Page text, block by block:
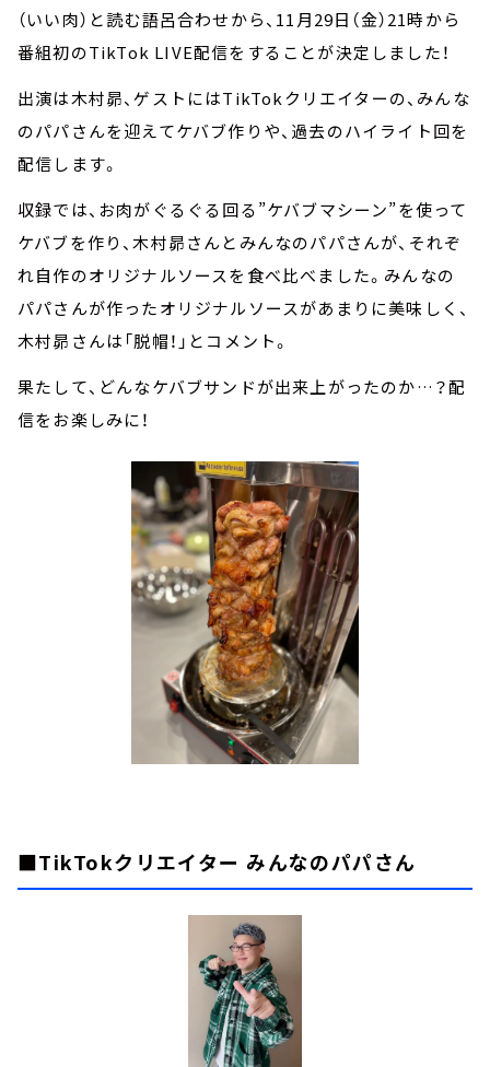
（いい肉）と読む語呂合わせから、11月29日（金）21時から
番組初のTikTok LIVE配信をすることが決定しました！
出演は木村昴、ゲストにはTikTokクリエイターの、みんな
のパパさんを迎えてケバブ作りや、過去のハイライト回を
配信します。
収録では、お肉がぐるぐる回る”ケバブマシーン”を使って
ケバブを作り、木村昴さんとみんなのパパさんが、それぞ
れ自作のオリジナルソースを食べ比べました。みんなの
パパさんが作ったオリジナルソースがあまりに美味しく、
木村昴さんは「脱帽！」とコメント。
果たして、どんなケバブサンドが出来上がったのか…？配
信をお楽しみに！
■TikTokクリエイター みんなのパパさん